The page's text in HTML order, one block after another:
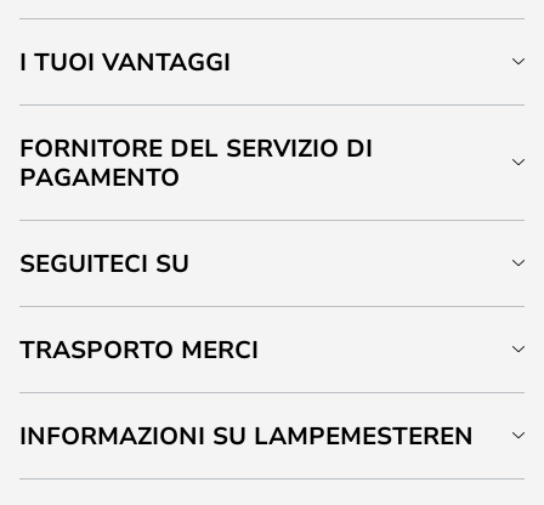
I TUOI VANTAGGI
FORNITORE DEL SERVIZIO DI
PAGAMENTO
SEGUITECI SU
TRASPORTO MERCI
INFORMAZIONI SU LAMPEMESTEREN